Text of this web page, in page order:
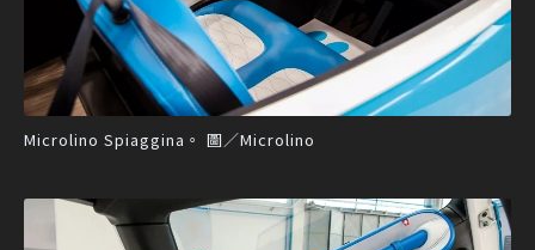
Microlino Spiaggina。 圖／Microlino